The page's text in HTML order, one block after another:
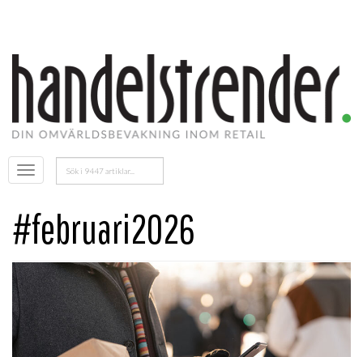
Öppna
menyn
Sök
efter:
#februari2026